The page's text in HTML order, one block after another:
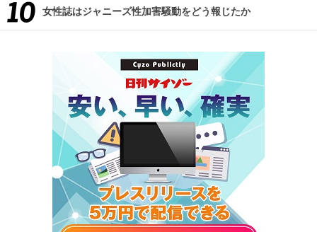
女性誌はジャニーズ性加害騒動をどう報じたか